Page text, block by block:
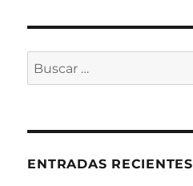
Buscar
por:
ENTRADAS RECIENTES